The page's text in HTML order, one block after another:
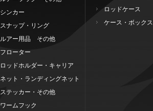
シンカー
スナップ・リング
ルアー用品 その他
フローター
ロッドホルダー・キャリア
ネット・ランディングネット
ステッカー・その他
ワームフック
ロッドケース
ケース・ボックス